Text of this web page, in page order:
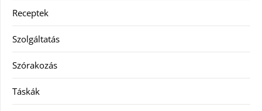
Receptek
Szolgáltatás
Szórakozás
Táskák